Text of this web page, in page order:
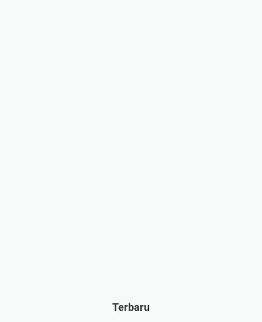
Terbaru